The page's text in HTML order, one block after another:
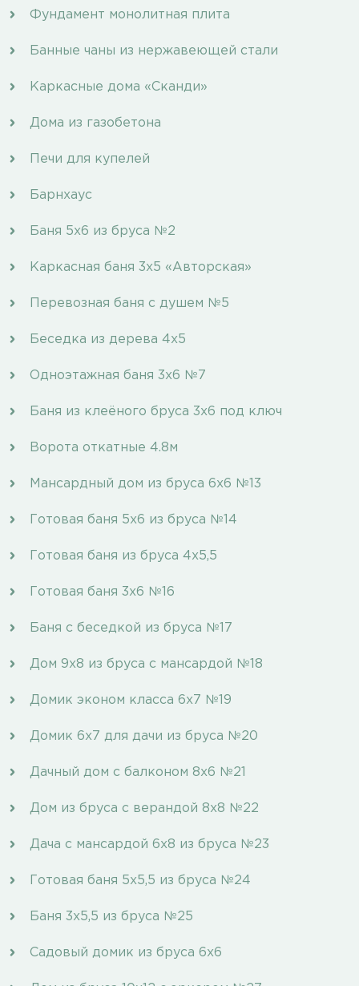
Фундамент монолитная плита
Банные чаны из нержавеющей стали
Каркасные дома «Сканди»
Дома из газобетона
Печи для купелей
Барнхаус
Баня 5х6 из бруса №2
Каркасная баня 3х5 «Авторская»
Перевозная баня с душем №5
Беседка из дерева 4х5
Одноэтажная баня 3х6 №7
Баня из клеёного бруса 3х6 под ключ
Ворота откатные 4.8м
Мансардный дом из бруса 6х6 №13
Готовая баня 5х6 из бруса №14
Готовая баня из бруса 4х5,5
Готовая баня 3х6 №16
Баня с беседкой из бруса №17
Дом 9х8 из бруса с мансардой №18
Домик эконом класса 6х7 №19
Домик 6х7 для дачи из бруса №20
Дачный дом с балконом 8х6 №21
Дом из бруса с верандой 8х8 №22
Дача с мансардой 6х8 из бруса №23
Готовая баня 5х5,5 из бруса №24
Баня 3х5,5 из бруса №25
Cадовый домик из бруса 6х6